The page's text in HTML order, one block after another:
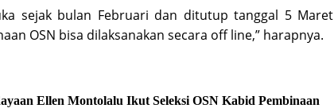
sejak bulan Februari dan ditutup tanggal 5 Maret
OSN bisa dilaksanakan secara off line,” harapnya.
Ellen Montolalu Ikut Seleksi OSN Kabid Pembinaan